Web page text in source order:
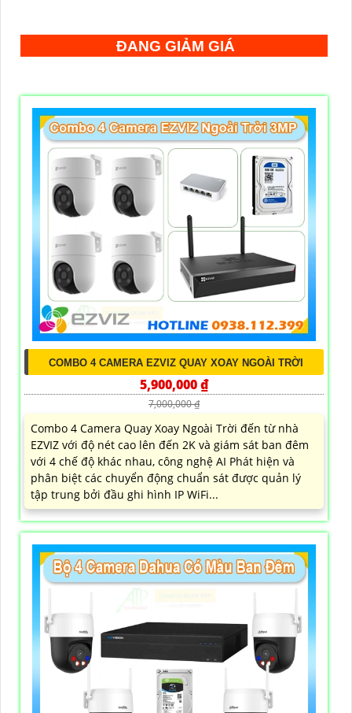
ĐANG GIẢM GIÁ
COMBO 4 CAMERA EZVIZ QUAY XOAY NGOÀI TRỜI
5,900,000 ₫
7,000,000 ₫
Combo 4 Camera Quay Xoay Ngoài Trời đến từ nhà
EZVIZ với độ nét cao lên đến 2K và giám sát ban đêm
với 4 chế độ khác nhau, công nghệ AI Phát hiện và
phân biệt các chuyển động chuẩn sát được quản lý
tập trung bởi đầu ghi hình IP WiFi...